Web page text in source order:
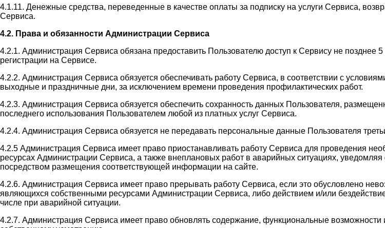
4.1.11. Денежные средства, переведенные в качестве оплаты за подписку на услуги Сервиса,
Сервиса.
4.2. Права и обязанности Администрации Сервиса
4.2.1. Администрация Сервиса обязана предоставить Пользователю доступ к Сервису не
регистрации на Сервисе.
4.2.2. Администрация Сервиса обязуется обеспечивать работу Сервиса, в соответствии с
выходные и праздничные дни, за исключением времени проведения профилактических работ.
4.2.3. Администрация Сервиса обязуется обеспечить сохранность данных Пользователя,
последнего использования Пользователем любой из платных услуг Сервиса.
4.2.4. Администрация Сервиса обязуется не передавать персональные данные Пользователя
4.2.5 Администрация Сервиса имеет право приостанавливать работу Сервиса для проведения
ресурсах Администрации Сервиса, а также внеплановых работ в аварийных ситуациях,
посредством размещения соответствующей информации на сайте.
4.2.6. Администрация Сервиса имеет право прерывать работу Сервиса, если это обусловлено
являющихся собственными ресурсами Администрации Сервиса, либо действием и/или
числе при аварийной ситуации.
4.2.7. Администрация Сервиса имеет право обновлять содержание, функциональные